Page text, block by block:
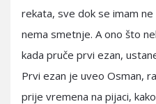
rekata, sve dok se imam
nema smetnje. A ono što
kada pruče prvi ezan,
Prvi ezan je uveo Osman,
prije vremena na pijaci,